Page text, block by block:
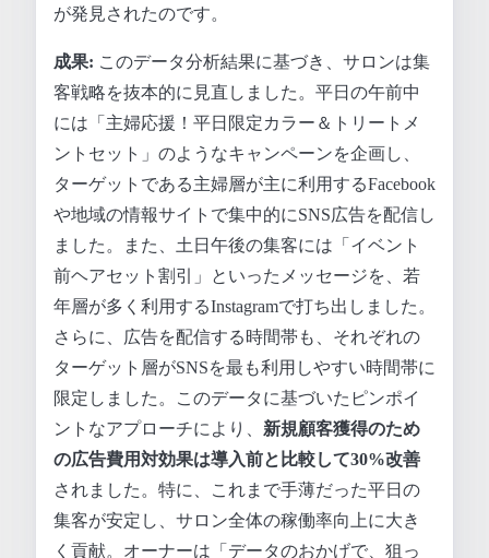
が発見されたのです。
成果: このデータ分析結果に基づき、サロンは集
客戦略を抜本的に見直しました。平日の午前中
には「主婦応援！平日限定カラー＆トリートメ
ントセット」のようなキャンペーンを企画し、
ターゲットである主婦層が主に利用するFacebook
や地域の情報サイトで集中的にSNS広告を配信し
ました。また、土日午後の集客には「イベント
前ヘアセット割引」といったメッセージを、若
年層が多く利用するInstagramで打ち出しました。
さらに、広告を配信する時間帯も、それぞれの
ターゲット層がSNSを最も利用しやすい時間帯に
限定しました。このデータに基づいたピンポイ
ントなアプローチにより、 新規顧客獲得のため
の広告費用対効果は導入前と比較して30%改善
されました。特に、これまで手薄だった平日の
集客が安定し、サロン全体の稼働率向上に大き
く貢献。オーナーは「データのおかげで、狙っ